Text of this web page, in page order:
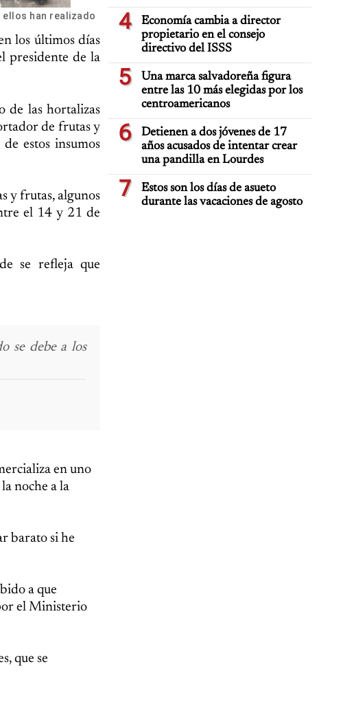
han realizado
los últimos días
presidente de la
de las hortalizas
de frutas y
estos insumos
y frutas, algunos
el 14 y 21 de
se refleja que
se debe a los
en uno
noche a la
barato si he
a que
el Ministerio
que se
4
Economía cambia a director
propietario en el consejo
directivo del ISSS
5
Una marca salvadoreña figura
entre las 10 más elegidas por los
centroamericanos
6
Detienen a dos jóvenes de 17
años acusados de intentar crear
una pandilla en Lourdes
7
Estos son los días de asueto
durante las vacaciones de agosto